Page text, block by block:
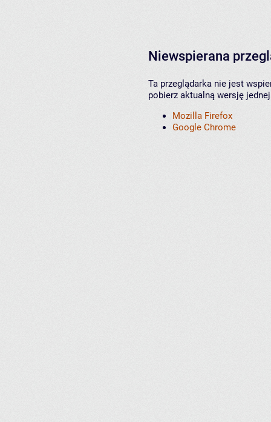
Niewspierana
Ta przeglądarka nie jest
pobierz aktualną wersję
Mozilla Firefox
Google Chrome